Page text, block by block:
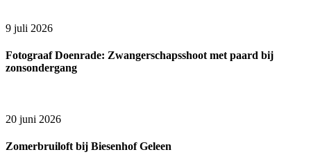
9 juli 2026
Fotograaf Doenrade: Zwangerschapsshoot met paard bij
zonsondergang
20 juni 2026
Zomerbruiloft bij Biesenhof Geleen